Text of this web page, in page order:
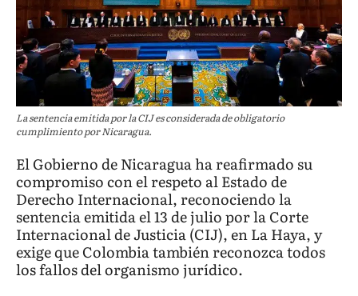
La sentencia emitida por la CIJ es considerada de obligatorio
cumplimiento por Nicaragua.
El Gobierno de Nicaragua ha reafirmado su
compromiso con el respeto al Estado de
Derecho Internacional, reconociendo la
sentencia emitida el 13 de julio por la Corte
Internacional de Justicia (CIJ), en La Haya, y
exige que Colombia también reconozca todos
los fallos del organismo jurídico.